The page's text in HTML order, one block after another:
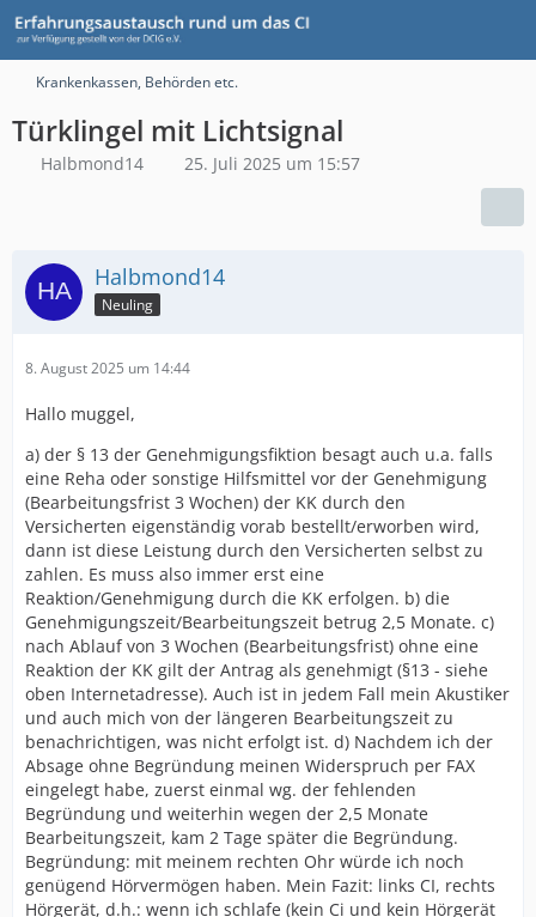
Krankenkassen, Behörden etc.
Türklingel mit Lichtsignal
Halbmond14 25. Juli 2025 um 15:57
Halbmond14
Neuling
8. August 2025 um 14:44
Hallo muggel,
a) der § 13 der Genehmigungsfiktion besagt auch u.a. falls
eine Reha oder sonstige Hilfsmittel vor der Genehmigung
(Bearbeitungsfrist 3 Wochen) der KK durch den
Versicherten eigenständig vorab bestellt/erworben wird,
dann ist diese Leistung durch den Versicherten selbst zu
zahlen. Es muss also immer erst eine
Reaktion/Genehmigung durch die KK erfolgen. b) die
Genehmigungszeit/Bearbeitungszeit betrug 2,5 Monate. c)
nach Ablauf von 3 Wochen (Bearbeitungsfrist) ohne eine
Reaktion der KK gilt der Antrag als genehmigt (§13 - siehe
oben Internetadresse). Auch ist in jedem Fall mein Akustiker
und auch mich von der längeren Bearbeitungszeit zu
benachrichtigen, was nicht erfolgt ist. d) Nachdem ich der
Absage ohne Begründung meinen Widerspruch per FAX
eingelegt habe, zuerst einmal wg. der fehlenden
Begründung und weiterhin wegen der 2,5 Monate
Bearbeitungszeit, kam 2 Tage später die Begründung.
Begründung: mit meinem rechten Ohr würde ich noch
genügend Hörvermögen haben. Mein Fazit: links CI, rechts
Hörgerät, d.h.: wenn ich schlafe (kein Ci und kein Hörgerät